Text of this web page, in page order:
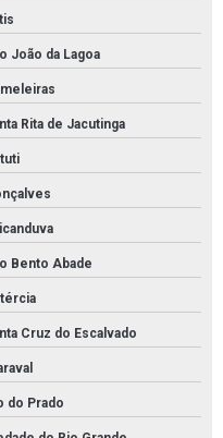
João da Lagoa
Rita de Jacutinga
Bento Abade
Cruz do Escalvado
do Prado